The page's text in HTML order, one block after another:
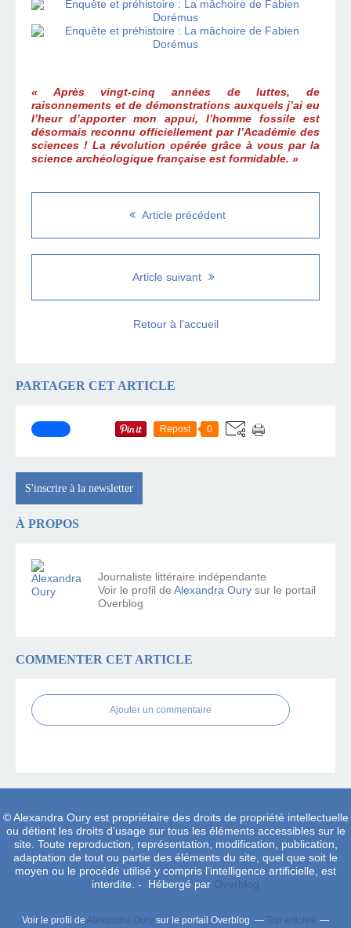
« Après vingt-cinq années de luttes, de
raisonnements et de démonstrations auxquels j’ai eu
l’heur d’apporter mon appui, l’homme fossile est
désormais reconnu officiellement par l’Académie des
sciences ! La révolution opérée grâce à vous par la
science archéologique française est formidable. »
Article précédent
Article suivant
Retour à l'accueil
PARTAGER CET ARTICLE
Repost 0
S'inscrire à la newsletter
À PROPOS
Journaliste littéraire indépendante
Voir le profil de Alexandra Oury sur le portail
Overblog
COMMENTER CET ARTICLE
Ajouter un commentaire
© Alexandra Oury est propriétaire des droits de propriété intellectuelle
ou détient les droits d’usage sur tous les éléments accessibles sur le
site. Toute reproduction, représentation, modification, publication,
adaptation de tout ou partie des éléments du site, quel que soit le
moyen ou le procédé utilisé y compris l’intelligence artificielle, est
interdite. - Hébergé par Overblog
Voir le profil de Alexandra Oury sur le portail Overblog
Top articles